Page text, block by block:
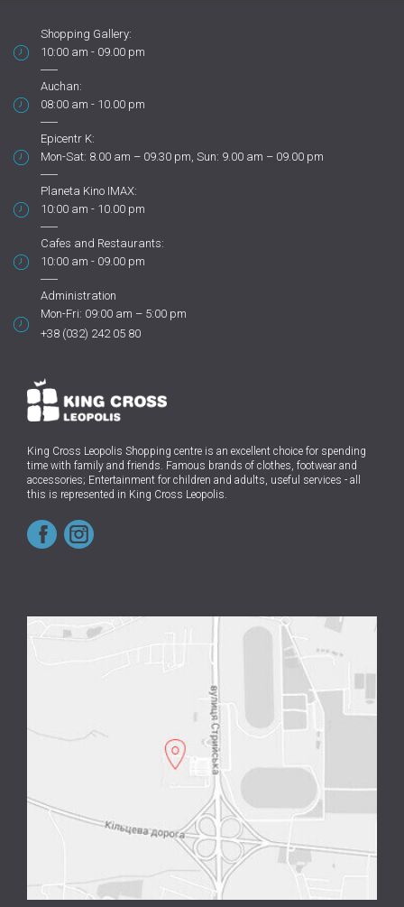
Shopping Gallery:
10:00 am - 09.00 pm
Auchan:
08:00 am - 10.00 pm
Epicentr K:
Mon-Sat: 8.00 am – 09.30 pm, Sun: 9.00 am – 09.00 pm
Planeta Kino IMAX:
10:00 am - 10.00 pm
Cafes and Restaurants:
10:00 am - 09.00 pm
Administration
Mon-Fri: 09:00 am – 5:00 pm
+38 (032) 242 05 80
King Cross Leopolis Shopping centre is an excellent choice for spending
time with family and friends. Famous brands of clothes, footwear and
accessories; Entertainment for children and adults, useful services - all
this is represented in King Cross Leopolis.